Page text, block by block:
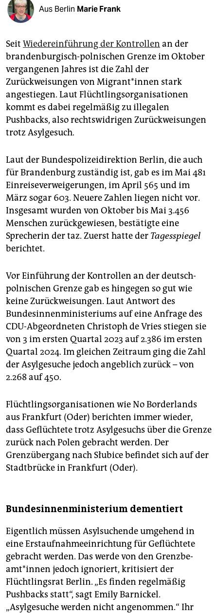
fragen & hilfe
unterstützen
abo
genossenschaft
epaper login
Aus Berlin Marie Frank
Seit Wiedereinführung der Kontrollen an der
brandenburgisch-polnischen Grenze im Oktober
vergangenen Jahres ist die Zahl der
Zurückweisungen von Mi­gran­t*in­nen stark
angestiegen. Laut Flüchtlingsorganisationen
kommt es dabei regelmäßig zu illegalen
Pushbacks, also rechtswidrigen Zurückweisungen
trotz Asylgesuch.
Laut der Bundespolizeidirektion Berlin, die auch
für Brandenburg zuständig ist, gab es im Mai 481
Einreiseverweigerungen, im April 565 und im
März sogar 603. Neuere Zahlen liegen nicht vor.
Insgesamt wurden von Oktober bis Mai 3.456
Menschen zurückgewiesen, bestätigte eine
Sprecherin der taz. Zuerst hatte der Tagesspiegel
berichtet.
Vor Einführung der Kontrollen an der deutsch-
polnischen Grenze gab es hingegen so gut wie
keine Zurückweisungen. Laut Antwort des
Bundesinnenministeriums auf eine Anfrage des
CDU-Abgeordneten Christoph de Vries stiegen sie
von 3 im ersten Quartal 2023 auf 2.386 im ersten
Quartal 2024. Im gleichen Zeitraum ging die Zahl
der Asylgesuche jedoch angeblich zurück – von
2.268 auf 450.
Flüchtlingsorganisationen wie No Borderlands
aus Frankfurt (Oder) berichten immer wieder,
dass Geflüchtete trotz Asylgesuchs über die Grenze
zurück nach Polen gebracht werden. Der
Grenzübergang nach Słubice befindet sich auf der
Stadtbrücke in Frankfurt (Oder).
Bundesinnenministerium dementiert
Eigentlich müssen Asylsuchende umgehend in
eine Erstaufnahmeeinrichtung für Geflüchtete
gebracht werden. Das werde von den Grenz­be­
amt*in­nen jedoch ignoriert, kritisiert der
Flüchtlingsrat Berlin. „Es finden regelmäßig
Pushbacks statt“, sagt Emily Barnickel.
„Asylgesuche werden nicht angenommen.“ Ihr